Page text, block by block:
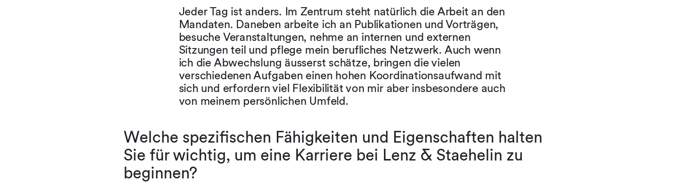
Jeder Tag ist anders. Im Zentrum steht natürlich die Arbeit an den
Mandaten. Daneben arbeite ich an Publikationen und Vorträgen,
besuche Veranstaltungen, nehme an internen und externen
Sitzungen teil und pflege mein berufliches Netzwerk. Auch wenn
ich die Abwechslung äusserst schätze, bringen die vielen
verschiedenen Aufgaben einen hohen Koordinationsaufwand mit
sich und erfordern viel Flexibilität von mir aber insbesondere auch
von meinem persönlichen Umfeld.
Welche spezifischen Fähigkeiten und Eigenschaften halten
Sie für wichtig, um eine Karriere bei Lenz & Staehelin zu
beginnen?